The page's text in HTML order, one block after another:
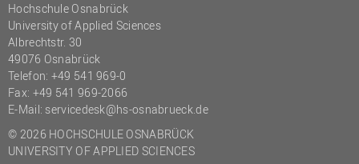
Hochschule Osnabrück
University of Applied Sciences
Albrechtstr. 30
49076 Osnabrück
Telefon: +49 541 969-0
Fax: +49 541 969-2066
E-Mail: servicedesk@hs-osnabrueck.de
© 2026 HOCHSCHULE OSNABRÜCK
UNIVERSITY OF APPLIED SCIENCES